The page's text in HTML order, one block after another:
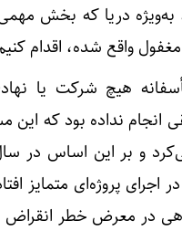
دریا که بخش مهمی
واقع شده، اقدام
هیچ شرکت یا
انجام نداده بود که این
اجرای پروژه‌ای متمایز
در معرض خطر